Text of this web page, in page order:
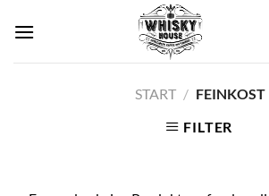
START / FEINKOST
FILTER